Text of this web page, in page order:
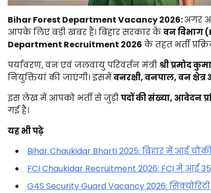
Bihar Forest Department Vacancy 2026:अगर
आपके लिए बड़ी खबर है। बिहार सरकार केवन विभाग
Department Recruitment 2026 के तहत भर्ती
पर्यावरण, वन एवं जलवायु परिवर्तन मंत्रीश्री प्रमोद
नियुक्तियां की जाएंगी। इसमेंवनरक्षी, वनपाल, वन
इस लेख में आपको भर्ती से जुड़ीपदों की संख्या, आवेदन
गई है।
यह भी पढ़े
Bihar Chaukidar Bharti 2025: बिहार में आई
FCI Chaukidar Recruitment 2026: FCI मे आई
G4S Security Guard Vacancy 2026: